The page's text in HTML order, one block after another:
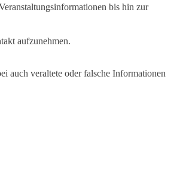
bis hin zur
aufzunehmen.
auch veraltete oder falsche Informationen